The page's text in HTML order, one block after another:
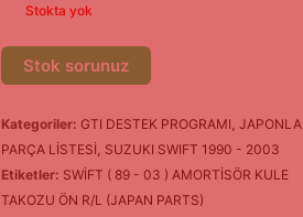
Stokta yok
Stok sorunuz
Kategoriler: GTI DESTEK PROGRAMI, JAPONLA
PARÇA LİSTESİ, SUZUKI SWIFT 1990 - 2003
Etiketler: SWİFT ( 89 - 03 ) AMORTİSÖR KULE
TAKOZU ÖN R/L (JAPAN PARTS)